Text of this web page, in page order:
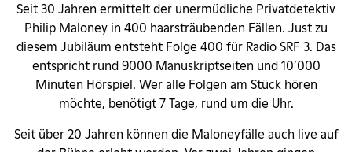
Seit 30 Jahren ermittelt der unermüdliche Privatdetektiv
Philip Maloney in 400 haarsträubenden Fällen. Just zu
diesem Jubiläum entsteht Folge 400 für Radio SRF 3. Das
entspricht rund 9000 Manuskriptseiten und 10’000
Minuten Hörspiel. Wer alle Folgen am Stück hören
möchte, benötigt 7 Tage, rund um die Uhr.
Seit über 20 Jahren können die Maloneyfälle auch live auf